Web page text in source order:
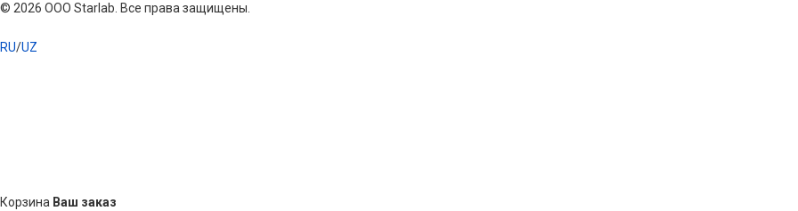
© 2026 ООО Starlab. Все права защищены.
RU/UZ
Корзина Ваш заказ